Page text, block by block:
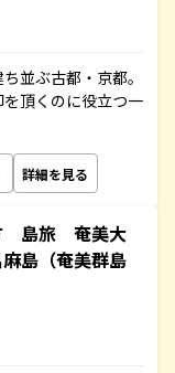
並ぶ古都・京都。
頂くのに役立つ一
詳細を見る
島旅 奄美大
島（奄美群島